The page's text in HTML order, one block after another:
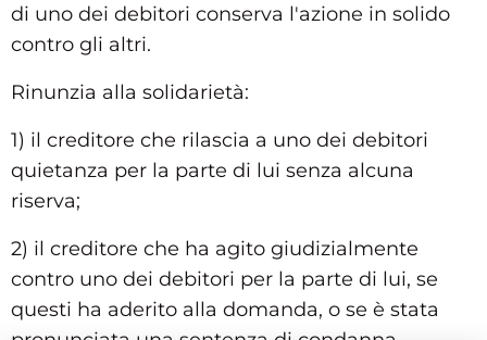
di uno dei debitori conserva l'azione in solido
contro gli altri.
Rinunzia alla solidarietà:
1) il creditore che rilascia a uno dei debitori
quietanza per la parte di lui senza alcuna
riserva;
2) il creditore che ha agito giudizialmente
contro uno dei debitori per la parte di lui, se
questi ha aderito alla domanda, o se è stata